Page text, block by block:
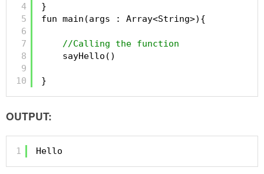
4
5
6
7
8
9
10
}
fun main(args : Array<String>){
//Calling the function
sayHello()
}
OUTPUT:
1 Hello